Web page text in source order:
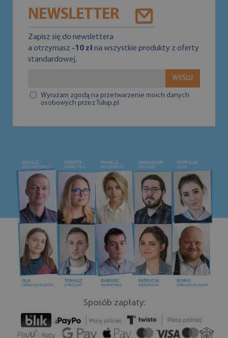
NEWSLETTER
Zapisz się do newslettera
a otrzymasz -10 złna wszystkie produkty z oferty
standardowej.
WYŚLIJ
Wyrażam zgodą na przetwarzenie moich danych
osobowych przez Tulup.pl
Sposób zapłaty: